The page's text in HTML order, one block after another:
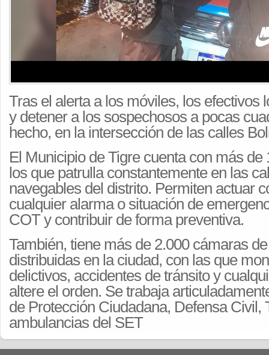
Tras el alerta a los móviles, los efectivos
y detener a los sospechosos a pocas
hecho, en la intersección de las calles
El Municipio de Tigre cuenta con más de
los que patrulla constantemente en las
navegables del distrito. Permiten actuar
cualquier alarma o situación de
COT y contribuir de forma preventiva.
También, tiene más de 2.000 cámaras
distribuidas en la ciudad, con las que
delictivos, accidentes de tránsito y
altere el orden. Se trabaja
de Protección Ciudadana, Defensa Civil,
ambulancias del SET